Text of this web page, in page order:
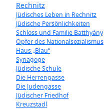
Rechnitz
Jüdisches Leben in Rechnitz
Jüdische Persönlichkeiten
Schloss und Familie Batthyány
Opfer des Nationalsozialismus
Haus „Blau“
Synagoge
Jüdische Schule
Die Herrengasse
Die Judengasse
Jüdischer Friedhof
Kreuzstadl